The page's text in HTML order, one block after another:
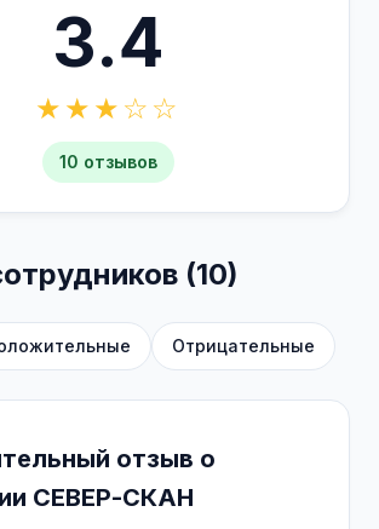
3.4
★★★☆☆
10 отзывов
(10)
Отрицательные
отзыв о
СЕВЕР-СКАН